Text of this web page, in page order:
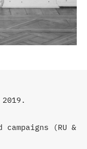
campaigns (RU &